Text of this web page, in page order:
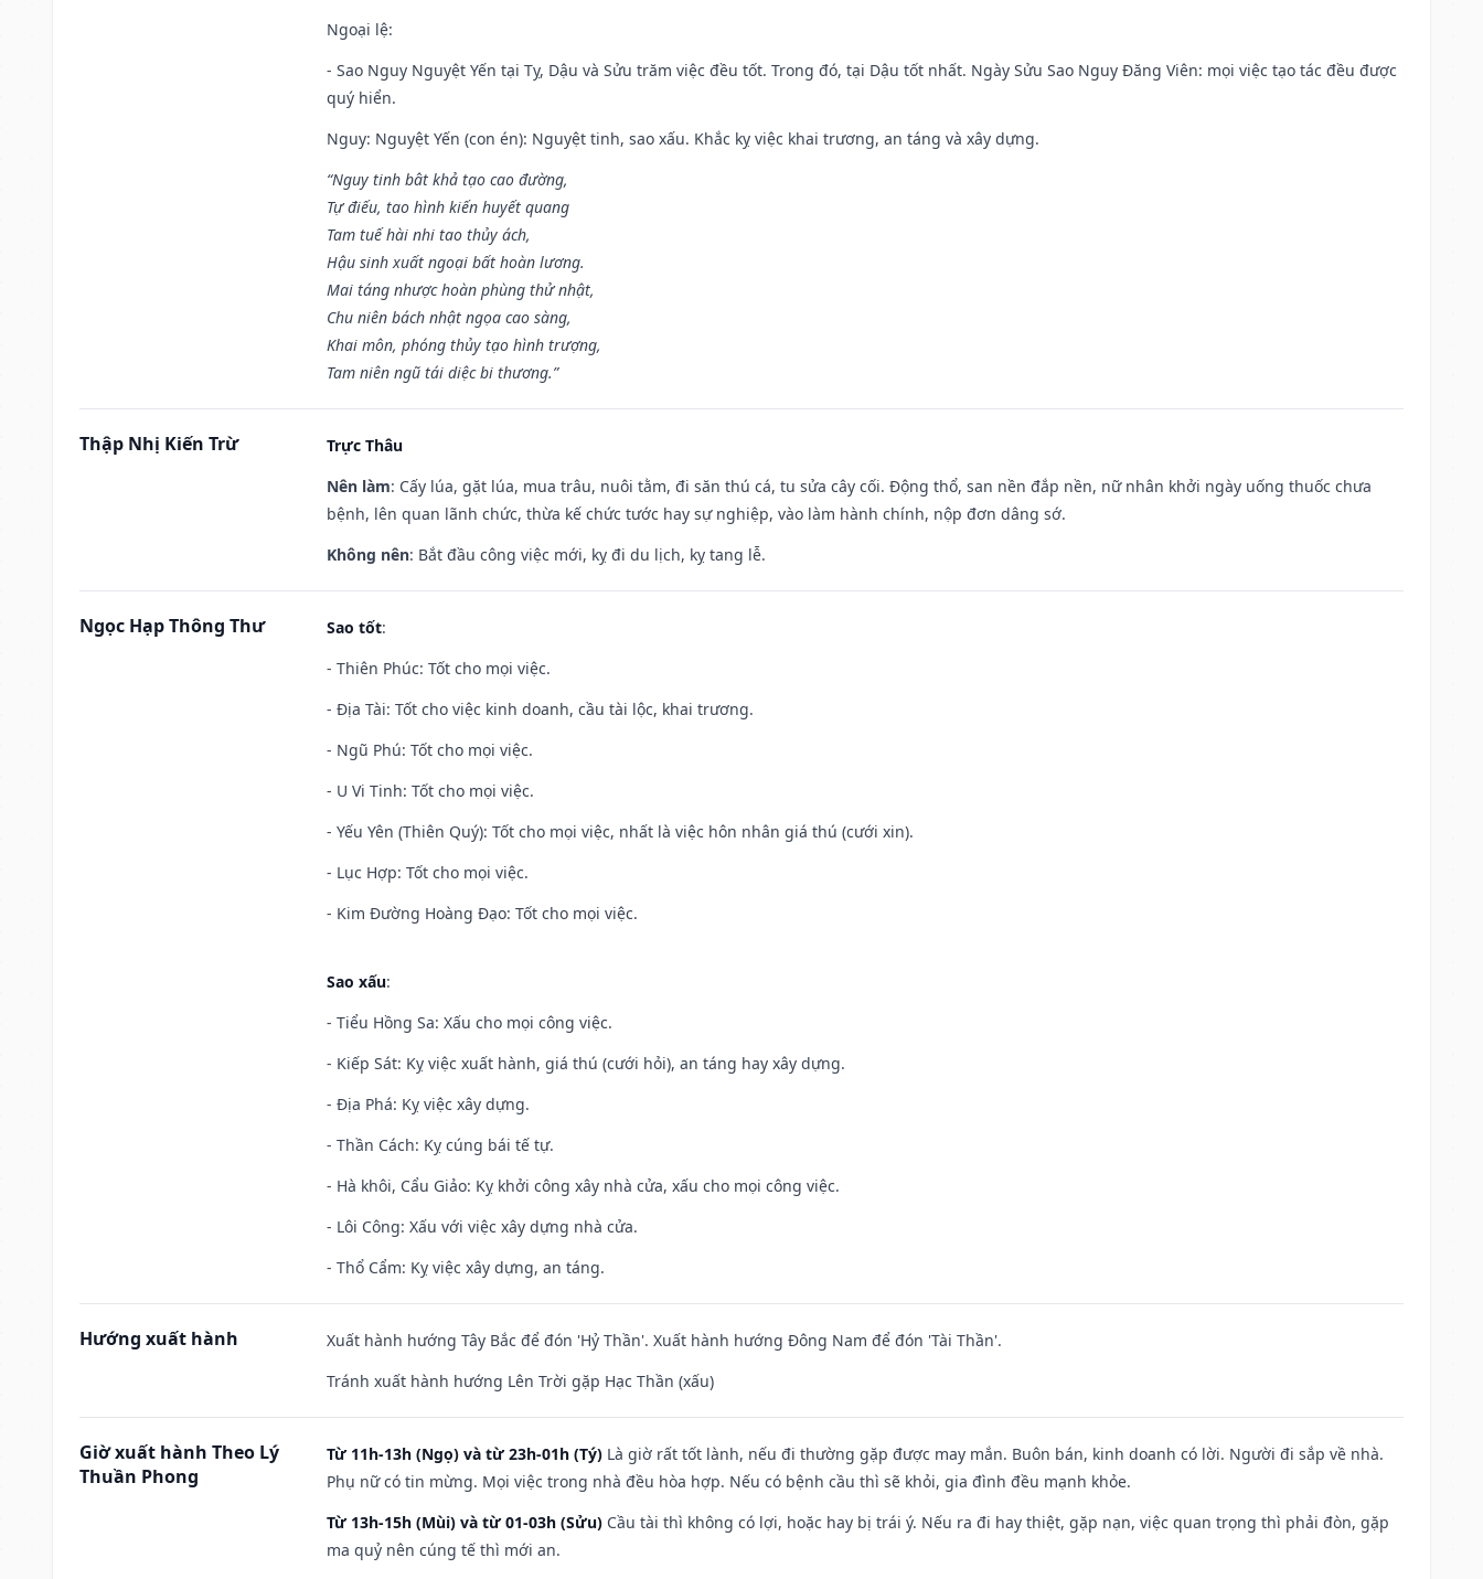
Ngoại lệ:
- Sao Nguy Nguyệt Yến tại Tỵ, Dậu và Sửu trăm việc đều tốt. Trong đó, tại Dậu tốt nhất. Ngày Sửu Sao Nguy Đăng Viên: mọi việc tạo tác đều được
quý hiển.
Nguy: Nguyệt Yến (con én): Nguyệt tinh, sao xấu. Khắc kỵ việc khai trương, an táng và xây dựng.
“Nguy tinh bât khả tạo cao đường,
Tự điếu, tao hình kiến huyết quang
Tam tuế hài nhi tao thủy ách,
Hậu sinh xuất ngoại bất hoàn lương.
Mai táng nhược hoàn phùng thử nhật,
Chu niên bách nhật ngọa cao sàng,
Khai môn, phóng thủy tạo hình trượng,
Tam niên ngũ tái diệc bi thương.”
Thập Nhị Kiến Trừ
Trực Thâu
Nên làm: Cấy lúa, gặt lúa, mua trâu, nuôi tằm, đi săn thú cá, tu sửa cây cối. Động thổ, san nền đắp nền, nữ nhân khởi ngày uống thuốc chưa
bệnh, lên quan lãnh chức, thừa kế chức tước hay sự nghiệp, vào làm hành chính, nộp đơn dâng sớ.
Không nên: Bắt đầu công việc mới, kỵ đi du lịch, kỵ tang lễ.
Ngọc Hạp Thông Thư Sao tốt:
- Thiên Phúc: Tốt cho mọi việc.
- Địa Tài: Tốt cho việc kinh doanh, cầu tài lộc, khai trương.
- Ngũ Phú: Tốt cho mọi việc.
- U Vi Tinh: Tốt cho mọi việc.
- Yếu Yên (Thiên Quý): Tốt cho mọi việc, nhất là việc hôn nhân giá thú (cưới xin).
- Lục Hợp: Tốt cho mọi việc.
- Kim Đường Hoàng Đạo: Tốt cho mọi việc.
Sao xấu:
- Tiểu Hồng Sa: Xấu cho mọi công việc.
- Kiếp Sát: Kỵ việc xuất hành, giá thú (cưới hỏi), an táng hay xây dựng.
- Địa Phá: Kỵ việc xây dựng.
- Thần Cách: Kỵ cúng bái tế tự.
- Hà khôi, Cẩu Giảo: Kỵ khởi công xây nhà cửa, xấu cho mọi công việc.
- Lôi Công: Xấu với việc xây dựng nhà cửa.
- Thổ Cẩm: Kỵ việc xây dựng, an táng.
Hướng xuất hành
Xuất hành hướng Tây Bắc để đón 'Hỷ Thần'. Xuất hành hướng Đông Nam để đón 'Tài Thần'.
Tránh xuất hành hướng Lên Trời gặp Hạc Thần (xấu)
Giờ xuất hành Theo Lý
Thuần Phong
Từ 11h-13h (Ngọ) và từ 23h-01h (Tý) Là giờ rất tốt lành, nếu đi thường gặp được may mắn. Buôn bán, kinh doanh có lời. Người đi sắp về nhà.
Phụ nữ có tin mừng. Mọi việc trong nhà đều hòa hợp. Nếu có bệnh cầu thì sẽ khỏi, gia đình đều mạnh khỏe.
Từ 13h-15h (Mùi) và từ 01-03h (Sửu) Cầu tài thì không có lợi, hoặc hay bị trái ý. Nếu ra đi hay thiệt, gặp nạn, việc quan trọng thì phải đòn, gặp
ma quỷ nên cúng tế thì mới an.